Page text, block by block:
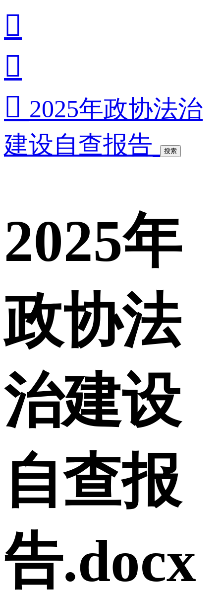


 2025年政协法治
建设自查报告
搜索
2025年
政协法
治建设
自查报
告.docx